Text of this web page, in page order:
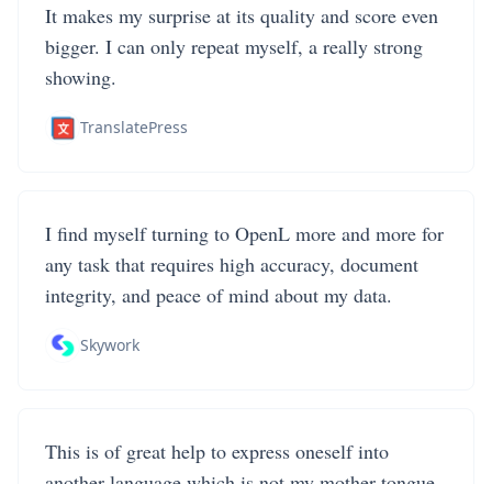
It makes my surprise at its quality and score even
bigger. I can only repeat myself, a really strong
showing.
TranslatePress
I find myself turning to OpenL more and more for
any task that requires high accuracy, document
integrity, and peace of mind about my data.
Skywork
This is of great help to express oneself into